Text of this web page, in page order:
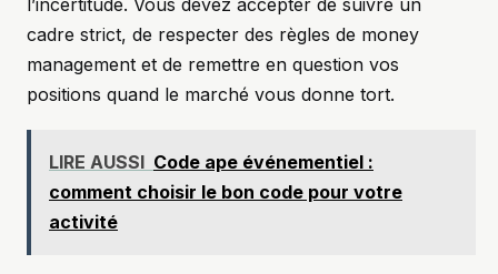
l’incertitude. Vous devez accepter de suivre un
cadre strict, de respecter des règles de money
management et de remettre en question vos
positions quand le marché vous donne tort.
LIRE AUSSI Code ape événementiel :
comment choisir le bon code pour votre
activité